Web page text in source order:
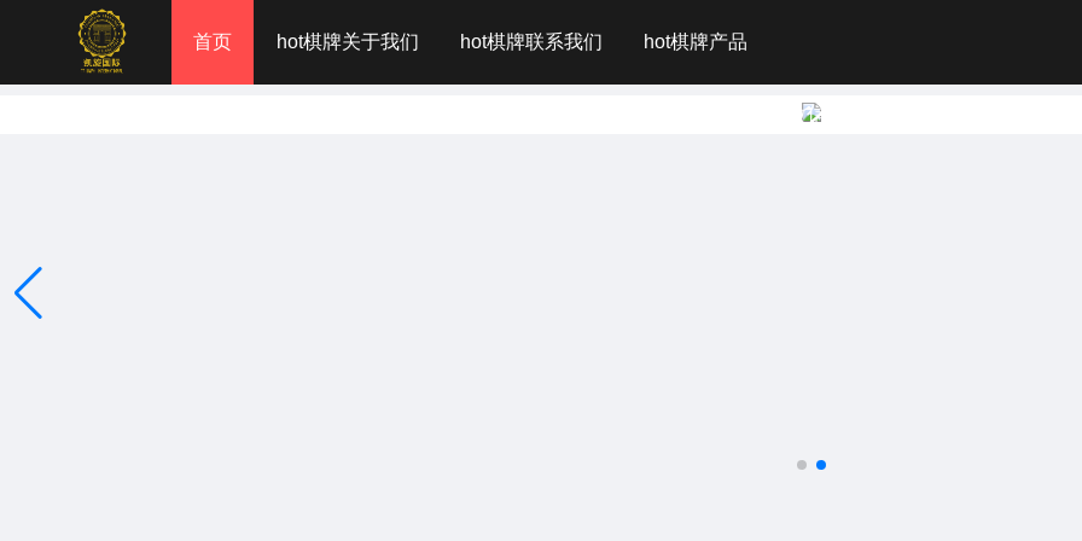
首页 hot棋牌关于我们 hot棋牌联系我们 hot棋牌产品
柬埔寨凯旋真人视讯,凯旋阿龙微信:18309059358,丝瓜